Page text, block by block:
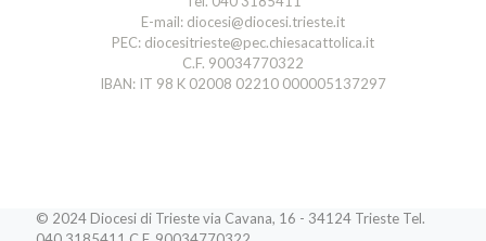
E-mail: diocesi@diocesi.trieste.it
PEC: diocesitrieste@pec.chiesacattolica.it
C.F. 90034770322
IBAN: IT 98 K 02008 02210 000005137297
© 2024 Diocesi di Trieste via Cavana, 16 - 34124 Trieste Tel.